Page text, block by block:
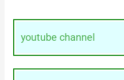
youtube channel